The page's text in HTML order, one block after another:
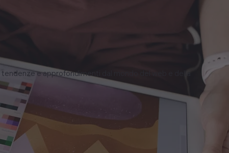
e approfondimenti dal mondo del web e della